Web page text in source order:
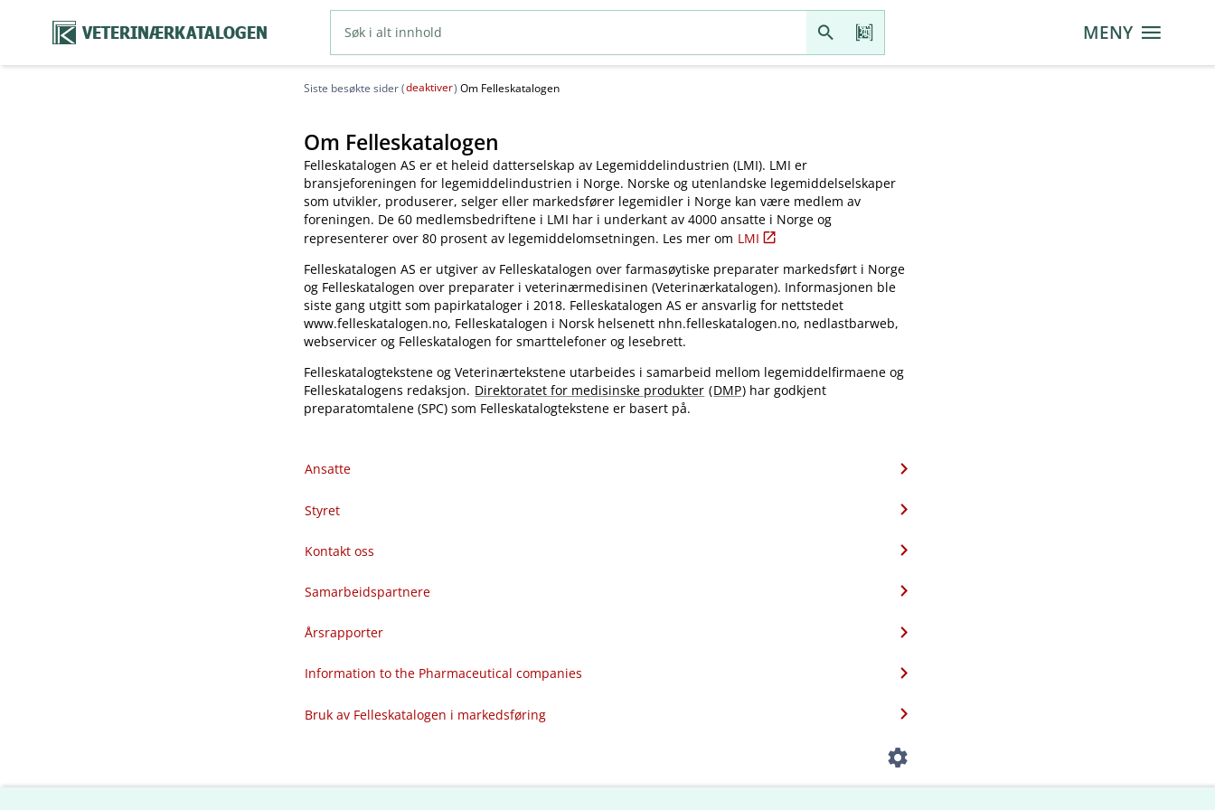
VETERINÆRKATALOGEN MENY
Siste besøkte sider (deaktiver) Om Felleskatalogen
Om Felleskatalogen
Felleskatalogen AS er et heleid datterselskap av Legemiddelindustrien (LMI). LMI er
bransjeforeningen for legemiddelindustrien i Norge. Norske og utenlandske legemiddelselskaper
som utvikler, produserer, selger eller markedsfører legemidler i Norge kan være medlem av
foreningen. De 60 medlemsbedriftene i LMI har i underkant av 4000 ansatte i Norge og
representerer over 80 prosent av legemiddelomsetningen. Les mer om LMI
Felleskatalogen AS er utgiver av Felleskatalogen over farmasøytiske preparater markedsført i Norge
og Felleskatalogen over preparater i veterinærmedisinen (Veterinærkatalogen). Informasjonen ble
siste gang utgitt som papirkataloger i 2018. Felleskatalogen AS er ansvarlig for nettstedet
www.felleskatalogen.no, Felleskatalogen i Norsk helsenett nhn.felleskatalogen.no, nedlastbarweb,
webservicer og Felleskatalogen for smarttelefoner og lesebrett.
Felleskatalogtekstene og Veterinærtekstene utarbeides i samarbeid mellom legemiddelfirmaene og
Felleskatalogens redaksjon. Direktoratet for medisinske produkter (DMP) har godkjent
preparatomtalene (SPC) som Felleskatalogtekstene er basert på.
Ansatte
Styret
Kontakt oss
Samarbeidspartnere
Årsrapporter
Information to the Pharmaceutical companies
Bruk av Felleskatalogen i markedsføring